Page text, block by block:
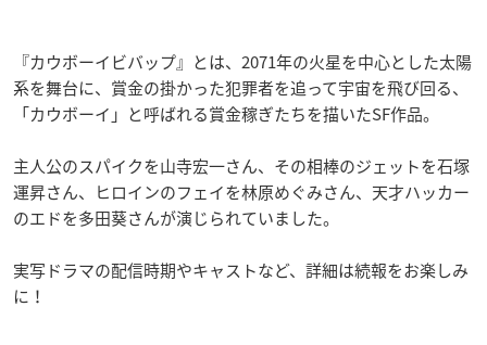
『カウボーイビバップ』とは、2071年の火星を中心とした太陽
系を舞台に、賞金の掛かった犯罪者を追って宇宙を飛び回る、
「カウボーイ」と呼ばれる賞金稼ぎたちを描いたSF作品。
主人公のスパイクを山寺宏一さん、その相棒のジェットを石塚
運昇さん、ヒロインのフェイを林原めぐみさん、天才ハッカー
のエドを多田葵さんが演じられていました。
実写ドラマの配信時期やキャストなど、詳細は続報をお楽しみ
に！